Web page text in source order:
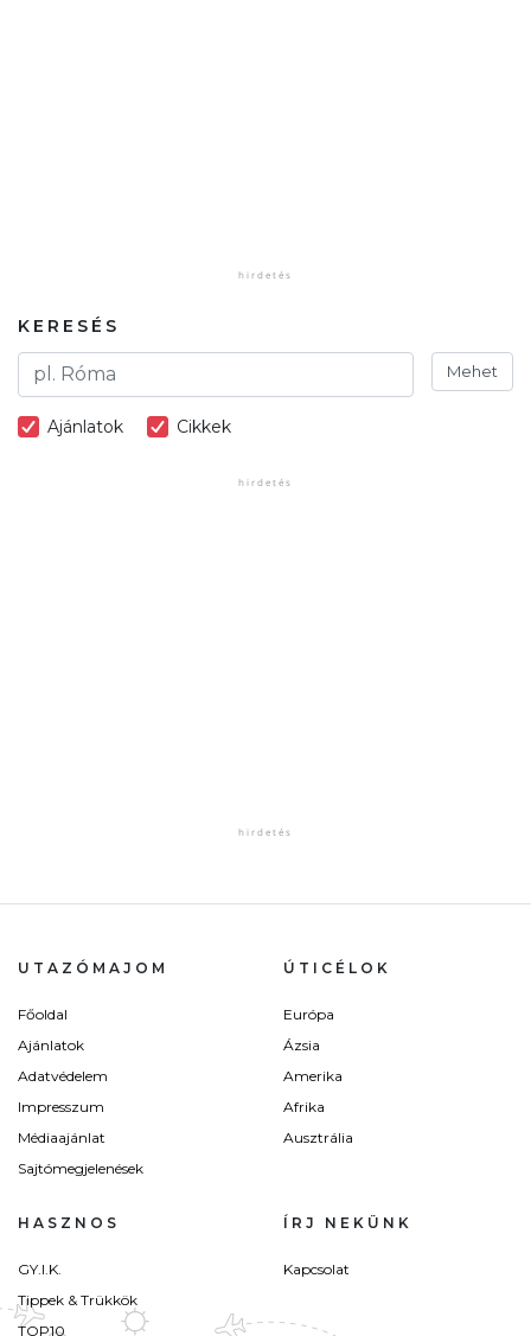
KERESÉS
Mehet
Ajánlatok Cikkek
UTAZÓMAJOM
Főoldal
Ajánlatok
Adatvédelem
Impresszum
Médiaajánlat
Sajtómegjelenések
ÚTICÉLOK
Európa
Ázsia
Amerika
Afrika
Ausztrália
HASZNOS
GY.I.K.
Tippek & Trükkök
TOP10
ÍRJ NEKÜNK
Kapcsolat